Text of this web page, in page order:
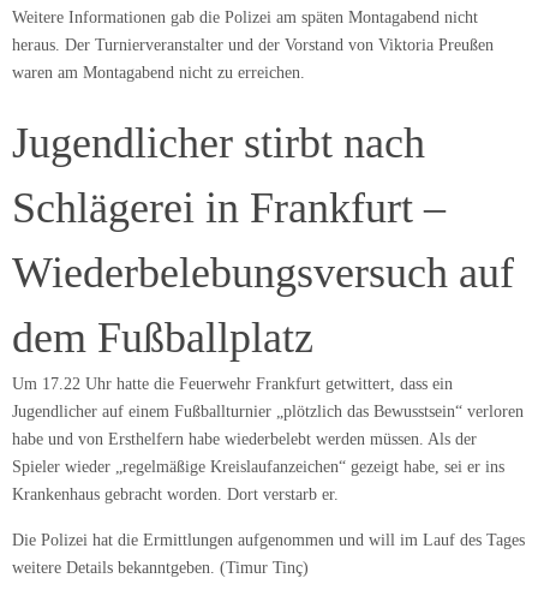
Weitere Informationen gab die Polizei am späten Montagabend nicht
heraus. Der Turnierveranstalter und der Vorstand von Viktoria Preußen
waren am Montagabend nicht zu erreichen.
Jugendlicher stirbt nach
Schlägerei in Frankfurt –
Wiederbelebungsversuch auf
dem Fußballplatz
Um 17.22 Uhr hatte die Feuerwehr Frankfurt getwittert, dass ein
Jugendlicher auf einem Fußballturnier „plötzlich das Bewusstsein“ verloren
habe und von Ersthelfern habe wiederbelebt werden müssen. Als der
Spieler wieder „regelmäßige Kreislaufanzeichen“ gezeigt habe, sei er ins
Krankenhaus gebracht worden. Dort verstarb er.
Die Polizei hat die Ermittlungen aufgenommen und will im Lauf des Tages
weitere Details bekanntgeben. (Timur Tinç)